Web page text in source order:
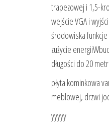
trapezowej i 1,5-
wejście VGA i
środowiska funkcje
zużycie
długości do 20
płyta kominkowa
meblowej, drzwi
yyyyy